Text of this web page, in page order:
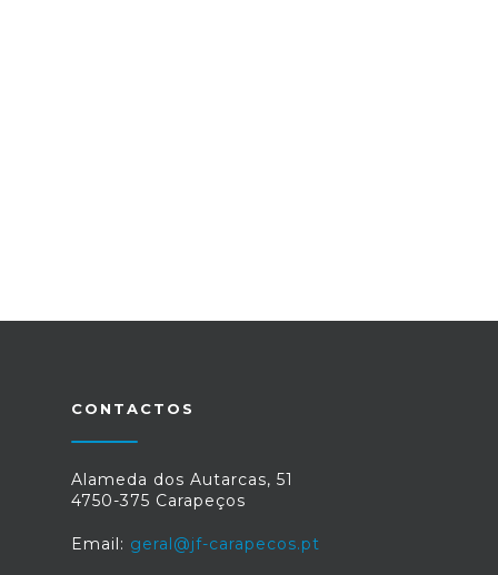
CONTACTOS
Alameda dos Autarcas, 51
4750-375 Carapeços
Email: geral@jf-carapecos.pt